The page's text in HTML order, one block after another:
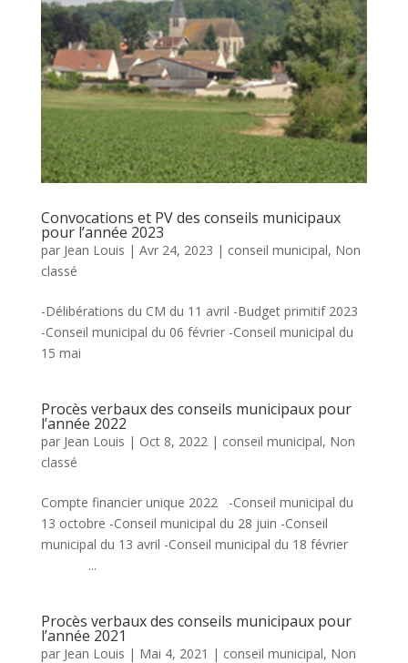
Convocations et PV des conseils municipaux
pour l’année 2023
par Jean Louis | Avr 24, 2023 | conseil municipal, Non
classé
-Délibérations du CM du 11 avril -Budget primitif 2023
-Conseil municipal du 06 février -Conseil municipal du
15 mai
Procès verbaux des conseils municipaux pour
l’année 2022
par Jean Louis | Oct 8, 2022| conseil municipal, Non
classé
Compte financier unique 2022 -Conseil municipal du
13 octobre -Conseil municipal du 28 juin -Conseil
municipal du 13 avril -Conseil municipal du 18 février
...
Procès verbaux des conseils municipaux pour
l’année 2021
par Jean Louis | Mai 4, 2021 | conseil municipal, Non